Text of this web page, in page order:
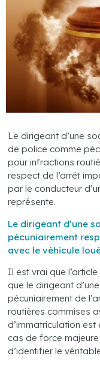
Le dirigeant d’une
de police comme
pour infractions
respect de l’arrêt
par le conducteur
représente.
Le dirigeant d’une
pécuniairement
avec le véhicule
Il est vrai que l’article
que le dirigeant
pécuniairement de
routières commises
d’immatriculation
cas de force
d’identifier le